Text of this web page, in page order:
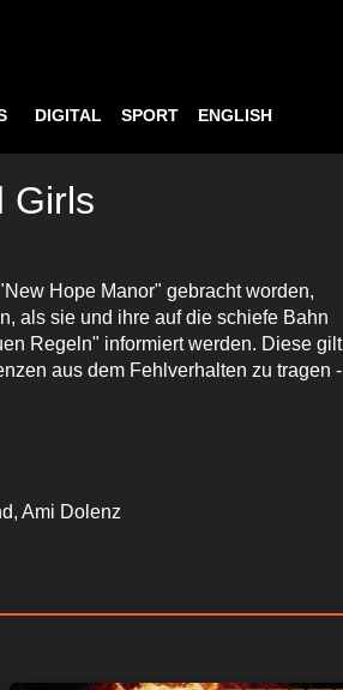
DIGITAL SPORT ENGLISH
Girls
Hope Manor" gebracht worden,
als sie und ihre auf die schiefe Bahn
Regeln" informiert werden. Diese gilt
aus dem Fehlverhalten zu tragen -
Ami Dolenz